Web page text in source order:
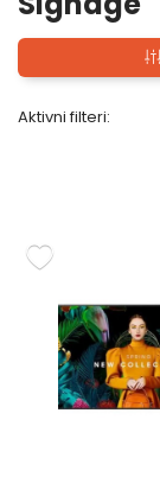
Aktivni filteri: